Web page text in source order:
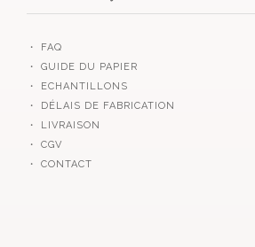
・ FAQ
・ GUIDE DU PAPIER
・ ECHANTILLONS
・ DÉLAIS DE FABRICATION
・ LIVRAISON
・ CGV
・ CONTACT